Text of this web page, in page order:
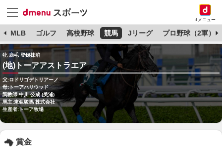
dメニュー
MLB ゴルフ 高校野球 競馬 Jリーグ プロ野球（2軍）
牝 鹿毛 登録抹消
(地)トーアアストラエア
父:ロドリゴデトリアーノ
母:トーアハリウッド
調教師:中川 公成 (美浦)
馬主:東亜駿馬 株式会社
生産者:トーア牧場
賞金